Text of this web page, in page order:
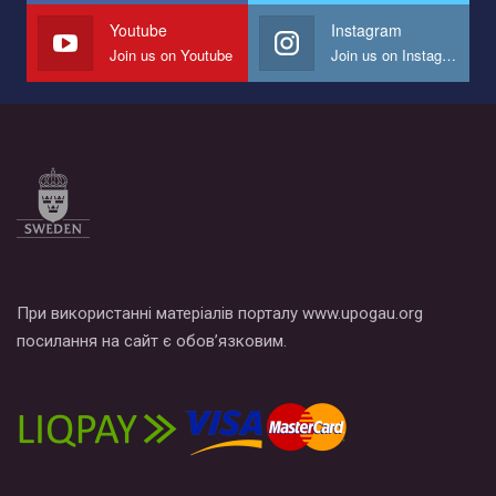
Youtube
Join us on Youtube
Instagram
Join us on Instagram
При використанні матеріалів порталу www.upogau.org
посилання на сайт є обов’язковим.